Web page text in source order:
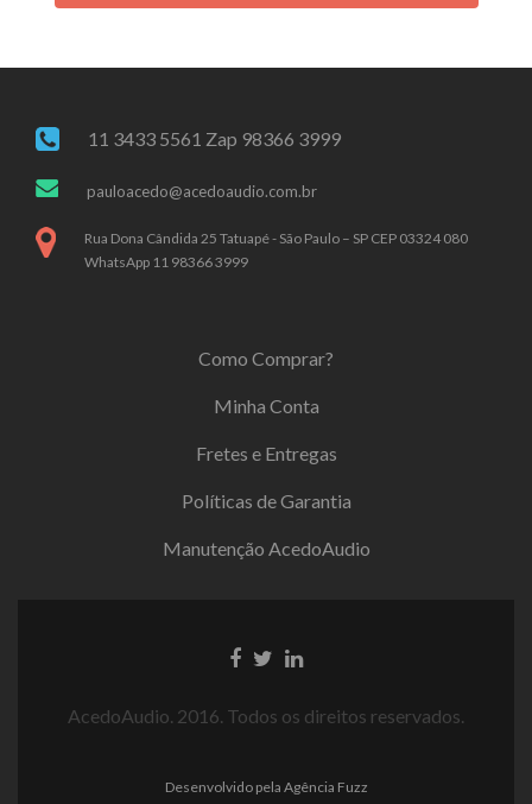
11 3433 5561 Zap 98366 3999
pauloacedo@acedoaudio.com.br
Rua Dona Cândida 25 Tatuapé - São Paulo – SP CEP 03324 080
WhatsApp 11 98366 3999
Como Comprar?
Minha Conta
Fretes e Entregas
Políticas de Garantia
Manutenção AcedoAudio
AcedoAudio. 2016. Todos os direitos reservados.
Desenvolvido pela Agência Fuzz